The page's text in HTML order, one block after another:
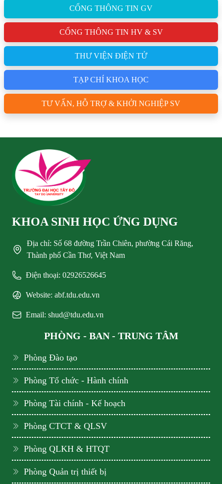
CỔNG THÔNG TIN GV
CỔNG THÔNG TIN HV & SV
THƯ VIỆN ĐIỆN TỬ
TẠP CHÍ KHOA HỌC
TƯ VẤN, HỖ TRỢ & KHỞI NGHIỆP SV
KHOA SINH HỌC ỨNG DỤNG
Địa chỉ: Số 68 đường Trần Chiên, phường Cái Răng,
Thành phố Cần Thơ, Việt Nam
Điện thoại: 02926526645
Website: abf.tdu.edu.vn
Email: shud@tdu.edu.vn
PHÒNG - BAN - TRUNG TÂM
Phòng Đào tạo
Phòng Tổ chức - Hành chính
Phòng Tài chính - Kế hoạch
Phòng CTCT & QLSV
Phòng QLKH & HTQT
Phòng Quản trị thiết bị